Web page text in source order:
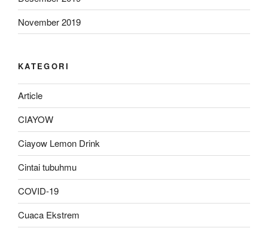
November 2019
KATEGORI
Article
CIAYOW
Ciayow Lemon Drink
Cintai tubuhmu
COVID-19
Cuaca Ekstrem